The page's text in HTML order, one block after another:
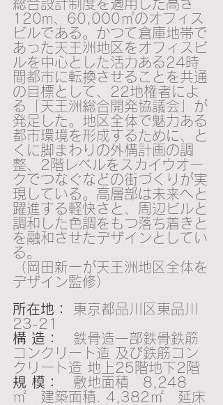
総合設計制度を適用した高さ
120m、60,000㎡のオフィス
ビルである。かつて倉庫地帯で
あった天王洲地区をオフィスビ
ルを中心とした活力ある24時
間都市に転換させることを共通
の目標として、22地権者によ
る「天王洲総合開発協議会」が
発足した。地区全体で魅力ある
都市環境を形成するために、と
くに脚まわりの外構計画の調
整、2階レベルをスカイウオー
クでつなぐなどの街づくりが実
現している。高層部は未来へと
躍進する軽快さと、周辺ビルと
調和した色調をもつ落ち着きと
を融和させたデザインとしてい
る。
（岡田新ーが天王洲地区全体を
デザイン監修）
所在地：
東京都品川区東品川
23-21
構 造：
鉄骨造一部鉄骨鉄筋
コンクリート造 及び鉄筋コン
クリー卜造 地上25階地下2階
規 模： 敷地面積　8,248
㎡　建築面積. 4,382㎡　延床